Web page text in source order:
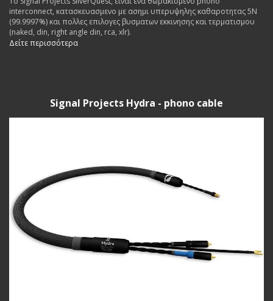
interconnect, κατασκευασμενο με ασημι υπερυψηλης καθαροτητας 5Ν
(99.9997%) και πολλες επιλογες βυσματων εκκινησης και τερματισμου
(naked, din, right angle din, rca, xlr).
Δείτε περισσότερα
Signal Projects Hydra - phono cable